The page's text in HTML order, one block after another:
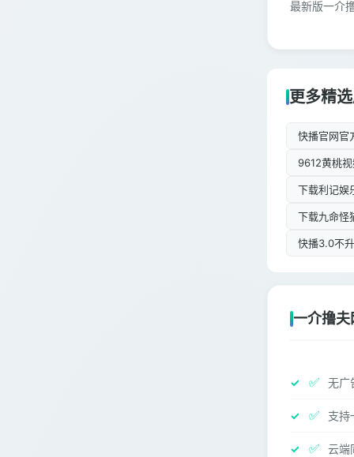
最新版一介
更多精
快播官网官
9612黄桃
下载利记娱
下载九命怪
快播3.0不
一介撸夫
✅ 无广
✅ 支持
✅ 云端